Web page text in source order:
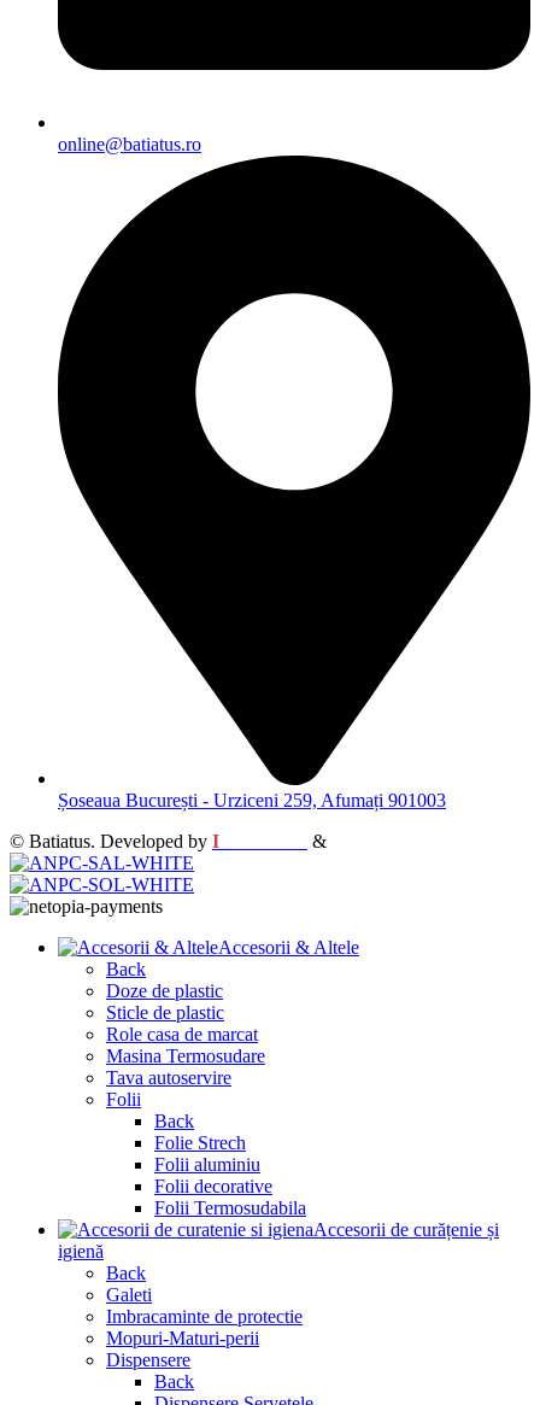
online@batiatus.ro
Șoseaua București - Urziceni 259, Afumați 901003
© Batiatus. Developed by I &
Accesorii & Altele
Back
Doze de plastic
Sticle de plastic
Role casa de marcat
Masina Termosudare
Tava autoservire
Folii
Back
Folie Strech
Folii aluminiu
Folii decorative
Folii Termosudabila
Accesorii de curățenie și
igienă
Back
Galeti
Imbracaminte de protectie
Mopuri-Maturi-perii
Dispensere
Back